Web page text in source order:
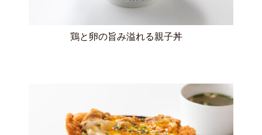
鶏と卵の旨み溢れる親子丼